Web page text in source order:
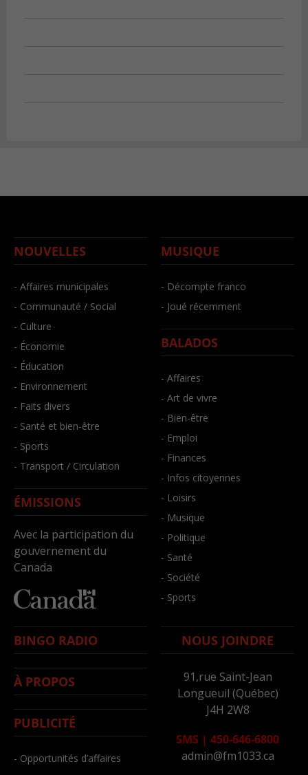
NOUVELLES
- Affaires municipales
- Communauté / Social
- Culture
- Économie
- Éducation
- Environnement
- Faits divers
- Santé et bien-être
- Sports
- Transport / Circulation
ÉMISSIONS
Avec la participation du
gouvernement du
Canada
MUSIQUE
- Décompte franco
- Joué récemment
BALADOS
- Affaires
- Art de vivre
- Bien-être
- Emploi
- Finances
- Infos citoyennes
- Loisirs
- Musique
- Politique
- Santé
- Société
- Sports
BINGO RADIO
À PROPOS
PUBLICITÉ
- Opportunités d’affaires
NOUS JOINDRE
91,rue Saint-Jean
Longueuil (Québec)
J4H 2W8
SMS | 450-646-6800
admin@fm1033.ca